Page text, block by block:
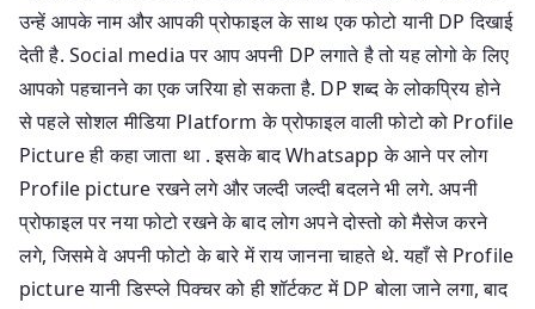
उन्हें आपके नाम और आपकी प्रोफाइल के साथ एक फोटो यानी DP दिखाई
देती है. Social media पर आप अपनी DP लगाते है तो यह लोगो के लिए
आपको पहचानने का एक जरिया हो सकता है. DP शब्द के लोकप्रिय होने
से पहले सोशल मीडिया Platform के प्रोफाइल वाली फोटो को Profile
Picture ही कहा जाता था . इसके बाद Whatsapp के आने पर लोग
Profile picture रखने लगे और जल्दी जल्दी बदलने भी लगे. अपनी
प्रोफाइल पर नया फोटो रखने के बाद लोग अपने दोस्तो को मैसेज करने
लगे, जिसमे वे अपनी फोटो के बारे में राय जानना चाहते थे. यहाँ से Profile
picture यानी डिस्प्ले पिक्चर को ही शॉर्टकट में DP बोला जाने लगा, बाद